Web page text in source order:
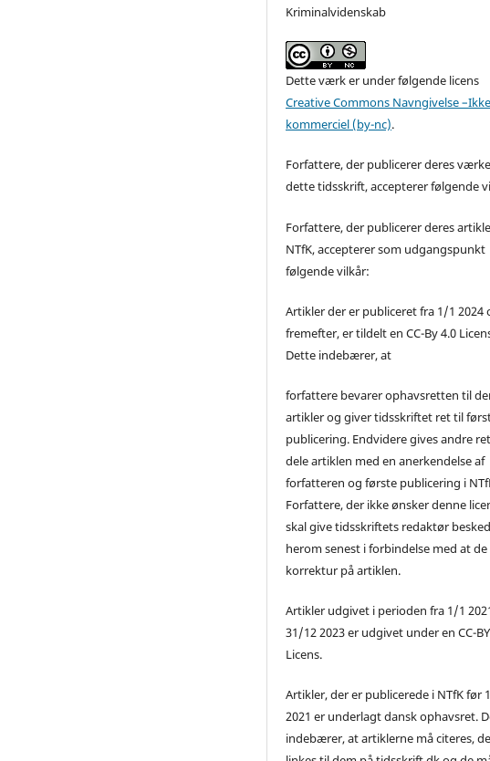
Kriminalvidenskab
Dette værk er under følgende licens
Creative Commons Navngivelse
kommerciel (by-nc).
Forfattere, der publicerer deres
dette tidsskrift, accepterer følgende
Forfattere, der publicerer deres
NTfK, accepterer som udgangspunkt
følgende vilkår:
Artikler der er publiceret fra 1/1 2024
fremefter, er tildelt en CC-By 4.0
Dette indebærer, at
forfattere bevarer ophavsretten til
artikler og giver tidsskriftet ret til
publicering. Endvidere gives andre
dele artiklen med en anerkendelse af
forfatteren og første publicering i
Forfattere, der ikke ønsker denne
skal give tidsskriftets redaktør besked
herom senest i forbindelse med at
korrektur på artiklen.
Artikler udgivet i perioden fra 1/1
31/12 2023 er udgivet under en CC-
Licens.
Artikler, der er publicerede i NTfK før
2021 er underlagt dansk ophavsret.
indebærer, at artiklerne må citeres,